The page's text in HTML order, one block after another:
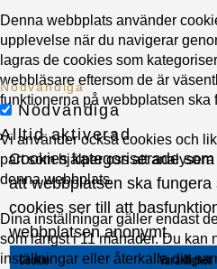
Denna webbplats använder
upplevelse när du navigerar
lagras de cookies som
webbläsare eftersom de är
funktionerna på webbplatsen ska
Vi använder också cookies och
part som hjälper oss att
denna webbplats.
Dina inställningar gäller endast
som längst i 11 månader. Du kan
inställningar eller återkalla ditt
Nödvändiga
Nödvändiga
Alltid aktiverad
Cookies kategoriserade
att webbplatsen ska
cookies ser till att
webbplatsen anonymt.
Cookie Varaktighet